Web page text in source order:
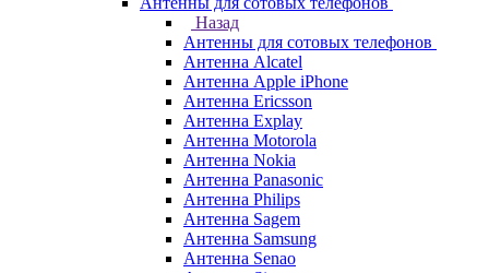
Назад
Антенны для сотовых телефонов
Антенна Alcatel
Антенна Apple iPhone
Антенна Ericsson
Антенна Explay
Антенна Motorola
Антенна Nokia
Антенна Panasonic
Антенна Philips
Антенна Sagem
Антенна Samsung
Антенна Senao